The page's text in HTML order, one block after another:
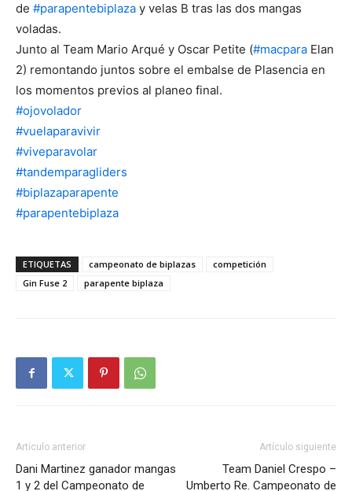
de #parapentebiplaza y velas B tras las dos mangas
voladas.
Junto al Team Mario Arqué y Oscar Petite (#macpara Elan
2) remontando juntos sobre el embalse de Plasencia en
los momentos previos al planeo final.
#ojovolador
#vuelaparavivir
#viveparavolar
#tandemparagliders
#biplazaparapente
#parapentebiplaza
ETIQUETAS campeonato de biplazas
competición
Gin Fuse 2
parapente biplaza
Artículo anterior
Dani Martinez ganador mangas
1 y 2 del Campeonato de
Artículo siguiente
Team Daniel Crespo –
Umberto Re. Campeonato de